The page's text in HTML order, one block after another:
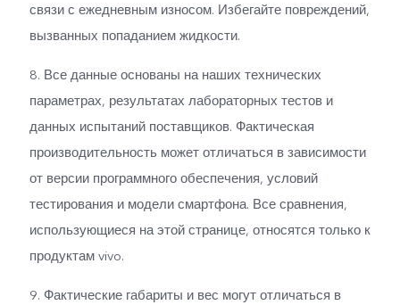
связи с ежедневным износом. Избегайте повреждений,
вызванных попаданием жидкости.
8. Все данные основаны на наших технических
параметрах, результатах лабораторных тестов и
данных испытаний поставщиков. Фактическая
производительность может отличаться в зависимости
от версии программного обеспечения, условий
тестирования и модели смартфона. Все сравнения,
использующиеся на этой странице, относятся только к
продуктам vivo.
9. Фактические габариты и вес могут отличаться в